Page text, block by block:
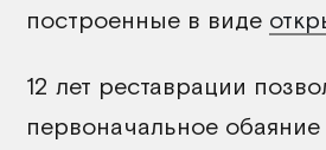
построенные в виде
12 лет реставрации
первоначальное обаяние